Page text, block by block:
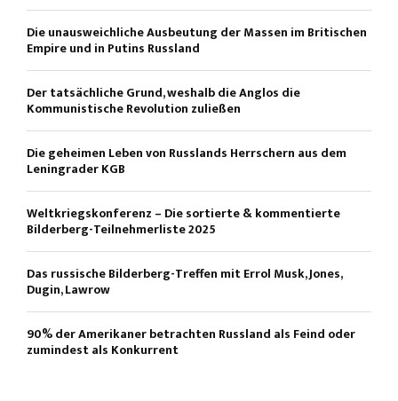
Die unausweichliche Ausbeutung der Massen im Britischen
Empire und in Putins Russland
Der tatsächliche Grund, weshalb die Anglos die
Kommunistische Revolution zuließen
Die geheimen Leben von Russlands Herrschern aus dem
Leningrader KGB
Weltkriegskonferenz – Die sortierte & kommentierte
Bilderberg-Teilnehmerliste 2025
Das russische Bilderberg-Treffen mit Errol Musk, Jones,
Dugin, Lawrow
90% der Amerikaner betrachten Russland als Feind oder
zumindest als Konkurrent